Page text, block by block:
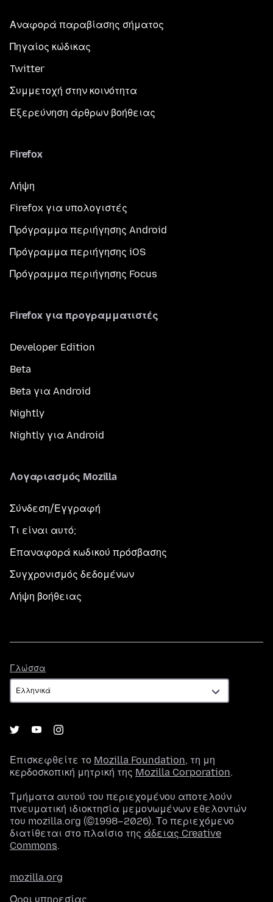
Αναφορά παραβίασης σήματος
Πηγαίος κώδικας
Twitter
Συμμετοχή στην κοινότητα
Εξερεύνηση άρθρων βοήθειας
Firefox
Λήψη
Firefox για υπολογιστές
Πρόγραμμα περιήγησης Android
Πρόγραμμα περιήγησης iOS
Πρόγραμμα περιήγησης Focus
Firefox για προγραμματιστές
Developer Edition
Beta
Beta για Android
Nightly
Nightly για Android
Λογαριασμός Mozilla
Σύνδεση/Εγγραφή
Τι είναι αυτό;
Επαναφορά κωδικού πρόσβασης
Συγχρονισμός δεδομένων
Λήψη βοήθειας
Γλώσσα
Επισκεφθείτε το Mozilla Foundation, τη μη
κερδοσκοπική μητρική της Mozilla Corporation.
Τμήματα αυτού του περιεχομένου αποτελούν
πνευματική ιδιοκτησία μεμονωμένων εθελοντών
του mozilla.org (©1998–2026). Το περιεχόμενο
διατίθεται στο πλαίσιο της άδειας Creative
Commons.
mozilla.org
Όροι υπηρεσίας